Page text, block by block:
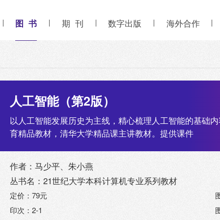
图 书 期 刊 数字出版 海外合作
人工智能（第2版）
以人工智能发展历史为主线，精心梳理人工智能的基础
育精品教材，清华大学精品课主讲教材。提供课件
作者：马少平、朱小燕
丛书名：21世纪大学本科计算机专业系列教材
定价：79元
印次：2-1